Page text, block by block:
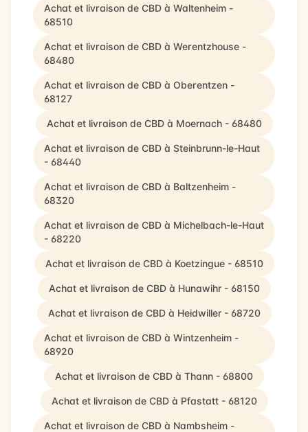
Achat et livraison de CBD à Waltenheim -
68510
Achat et livraison de CBD à Werentzhouse -
68480
Achat et livraison de CBD à Oberentzen -
68127
Achat et livraison de CBD à Moernach - 68480
Achat et livraison de CBD à Steinbrunn-le-Haut
- 68440
Achat et livraison de CBD à Baltzenheim -
68320
Achat et livraison de CBD à Michelbach-le-Haut
- 68220
Achat et livraison de CBD à Koetzingue - 68510
Achat et livraison de CBD à Hunawihr - 68150
Achat et livraison de CBD à Heidwiller - 68720
Achat et livraison de CBD à Wintzenheim -
68920
Achat et livraison de CBD à Thann - 68800
Achat et livraison de CBD à Pfastatt - 68120
Achat et livraison de CBD à Nambsheim -